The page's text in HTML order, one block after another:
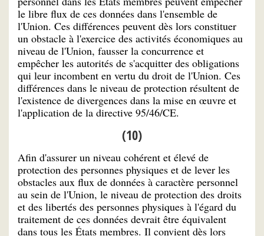
le libre flux de ces données dans l'ensemble de
l'Union. Ces différences peuvent dès lors constituer
un obstacle à l'exercice des activités économiques au
niveau de l'Union, fausser la concurrence et
empêcher les autorités de s'acquitter des obligations
qui leur incombent en vertu du droit de l'Union. Ces
différences dans le niveau de protection résultent de
l'existence de divergences dans la mise en œuvre et
l'application de la directive 95/46/CE.
(10)
Afin d'assurer un niveau cohérent et élevé de
protection des personnes physiques et de lever les
obstacles aux flux de données à caractère personnel
au sein de l'Union, le niveau de protection des droits
et des libertés des personnes physiques à l'égard du
traitement de ces données devrait être équivalent
dans tous les États membres. Il convient dès lors